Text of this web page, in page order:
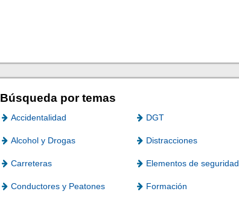
Búsqueda por temas
Accidentalidad DGT
Alcohol y Drogas Distracciones
Carreteras Elementos de seguridad
Conductores y Peatones Formación